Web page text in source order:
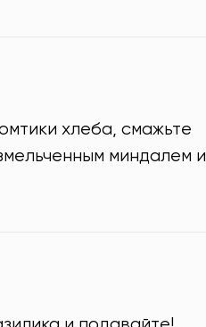
хлеба, смажьте
миндалем и